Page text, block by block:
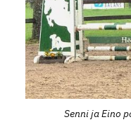
Senni ja Eino